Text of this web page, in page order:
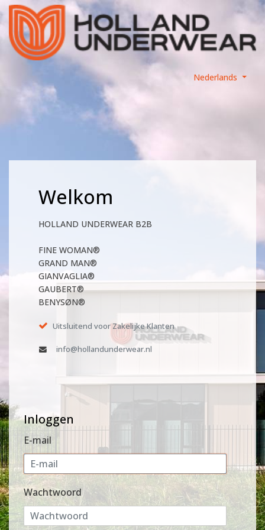
Nederlands
Welkom
HOLLAND UNDERWEAR B2B
FINE WOMAN®
GRAND MAN®
GIANVAGLIA®
GAUBERT®
BENYSØN®
Uitsluitend voor Zakelijke Klanten
info@hollandunderwear.nl
Inloggen
E-mail
Wachtwoord